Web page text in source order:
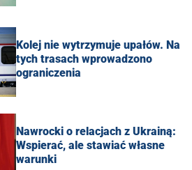
Kolej nie wytrzymuje upałów. Na
tych trasach wprowadzono
ograniczenia
Nawrocki o relacjach z Ukrainą:
Wspierać, ale stawiać własne
warunki